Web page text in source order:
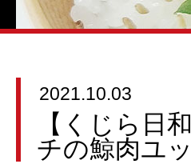
2021.10.03
【くじら日
チの鯨肉ユ